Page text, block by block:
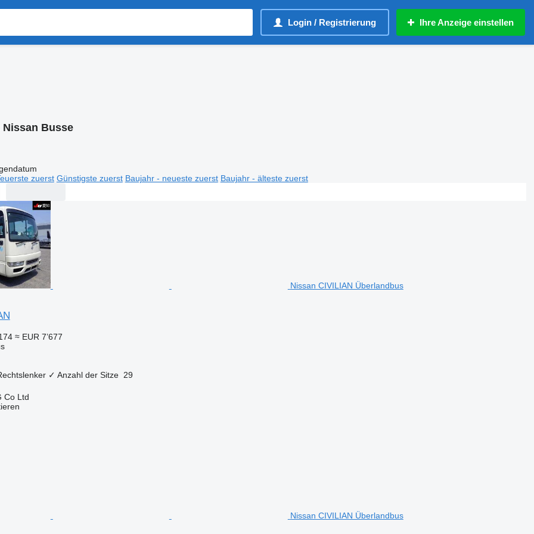
Login / Registrierung Ihre Anzeige einstellen
Nissan Busse
zuerst Günstigste zuerst Baujahr - neueste zuerst Baujahr - älteste zuerst
Nissan CIVILIAN Überlandbus
≈ EUR 7’677
✓ Anzahl der Sitze 29
Co Ltd
Nissan CIVILIAN Überlandbus